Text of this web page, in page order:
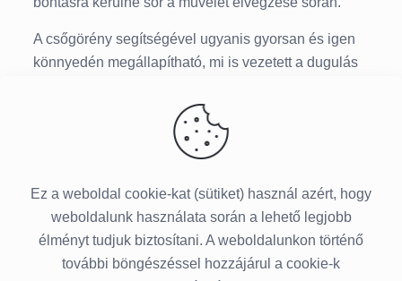
A csőgörény segítségével ugyanis gyorsan és igen
könnyedén megállapítható, mi is vezetett a dugulás
gyorsabban oldható meg a probléma. A csőgörény
éppen az az eszköz, melyet a dugulás elhárításának
több fázisában is használnak.
Ez a weboldal cookie-kat (sütiket) használ azért, hogy
weboldalunk használata során a lehető legjobb
élményt tudjuk biztosítani. A weboldalunkon történő
további böngészéssel hozzájárul a cookie-k